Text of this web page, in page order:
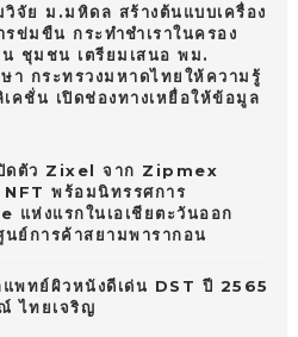
จัย ม.มหิดล สร้างต้นแบบเครื่อง
ข่มขืน กระทำชำเราในครอง
น ชุมชน เตรียมเสนอ พม.
า กระทรวงมหาดไทยให้ความรู้
คชั่น เปิดช่องทางเหยื่อให้ข้อมูล
ดตัว Zixel จาก Zipmex
พร้อมนิทรรศการ
แห่งแรกในเอเชียตะวันออก
นย์การค้าสยามพารากอน
แพทย์ผิวหนังดีเด่น DST ปี 2565
ไทยเจริญ